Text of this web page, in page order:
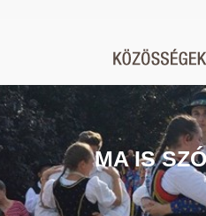
MA IS